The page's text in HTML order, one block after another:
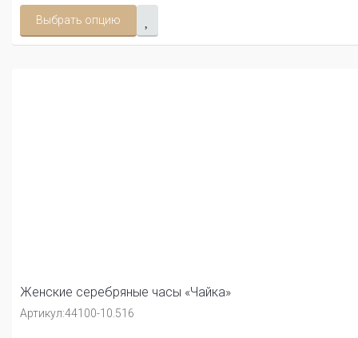
Выбрать опцию
Женские серебряные часы «Чайка»
Артикул:44100-10.516